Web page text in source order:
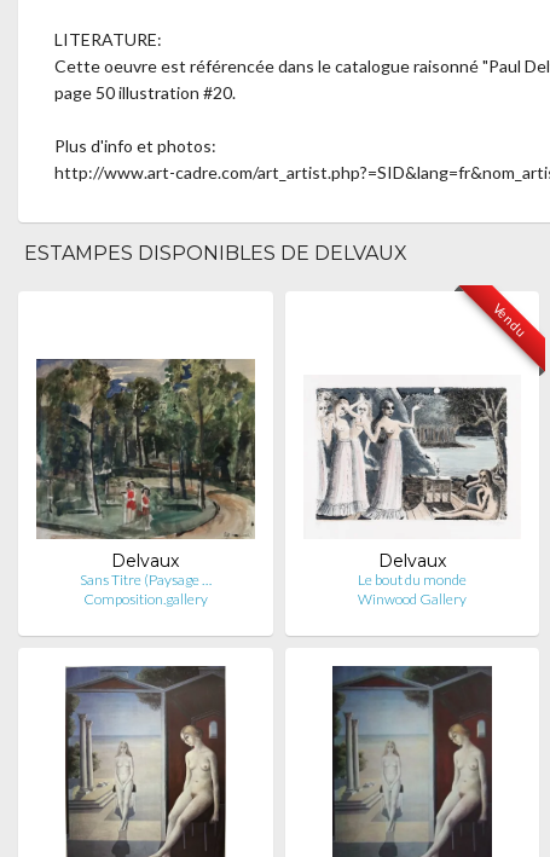
LITERATURE:
Cette oeuvre est référencée dans le catalogue raisonné "Paul
page 50 illustration #20.
Plus d'info et photos:
http://www.art-cadre.com/
ESTAMPES DISPONIBLES DE DELVAUX
Delvaux
Sans Titre (Paysage …
Composition.gallery
Vendu
Delvaux
Le bout du monde
Winwood Gallery